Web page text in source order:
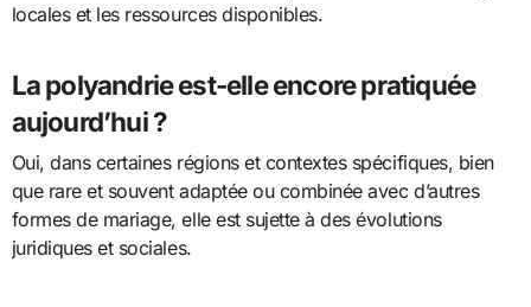
locales et les ressources disponibles.
La polyandrie est-elle encore pratiquée
aujourd’hui ?
Oui, dans certaines régions et contextes spécifiques, bien
que rare et souvent adaptée ou combinée avec d’autres
formes de mariage, elle est sujette à des évolutions
juridiques et sociales.